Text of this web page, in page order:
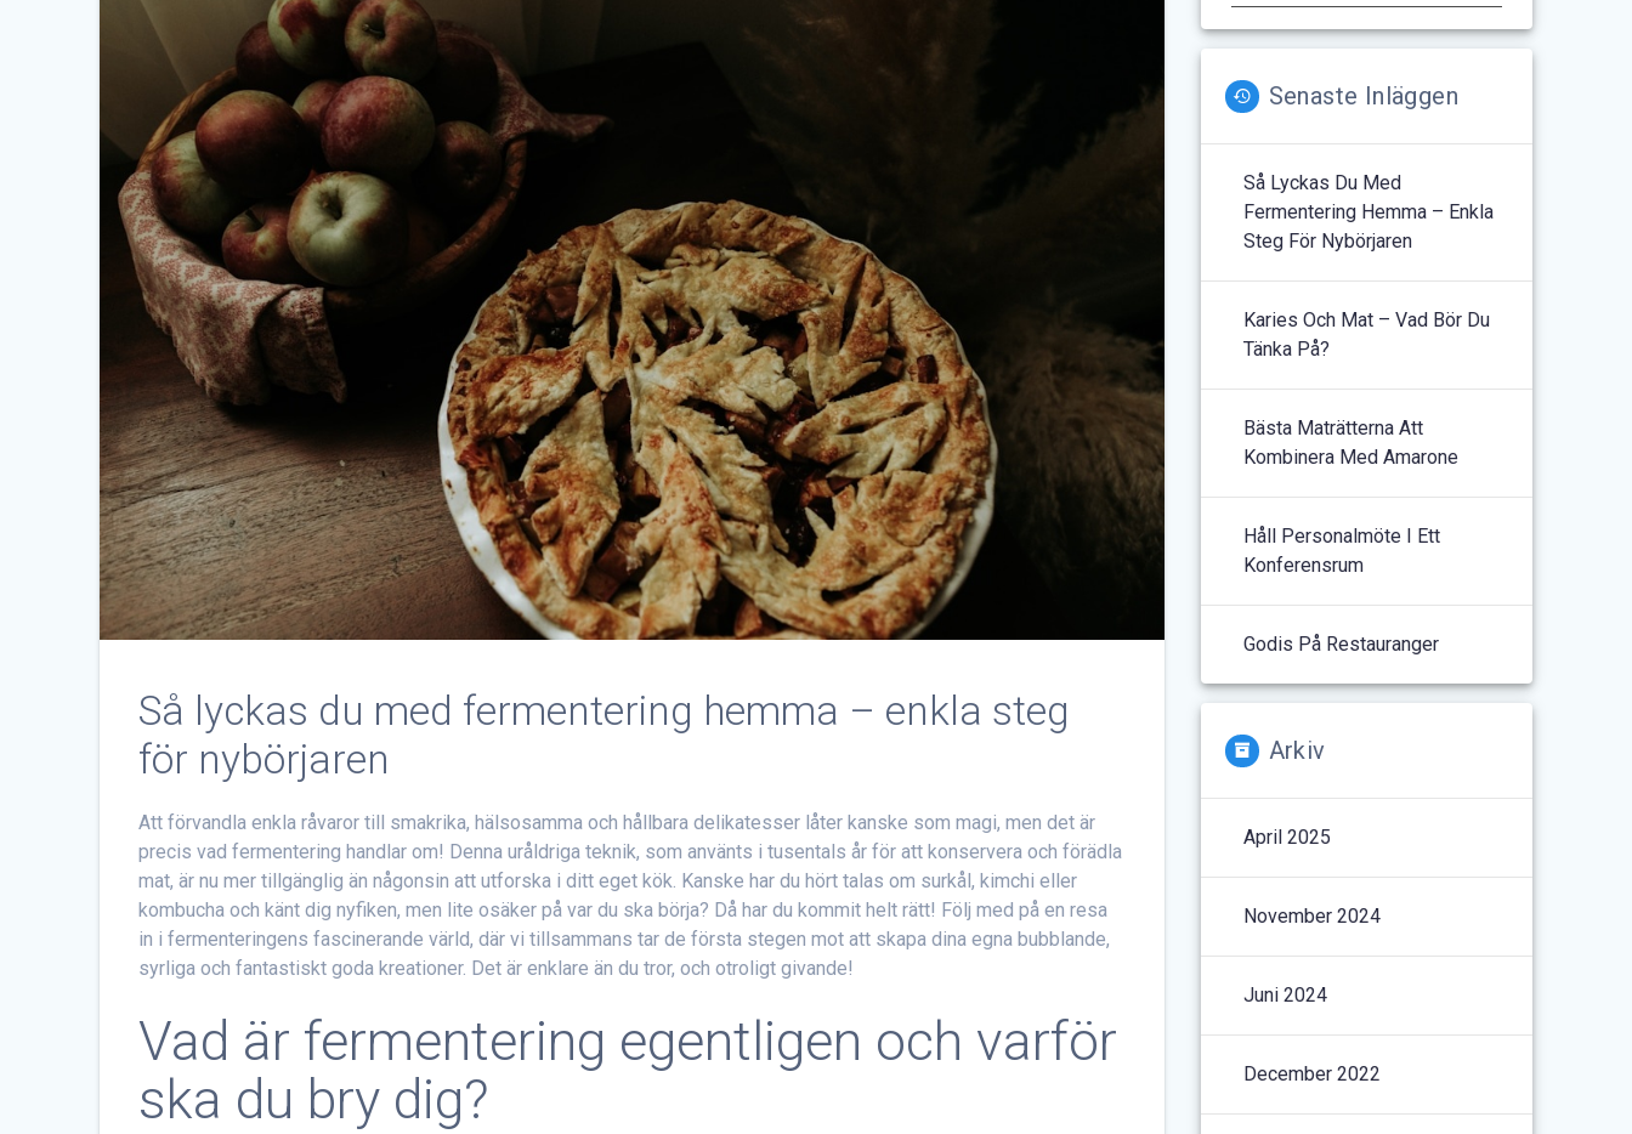
Så lyckas du med fermentering hemma – enkla steg
för nybörjaren
Att förvandla enkla råvaror till smakrika, hälsosamma och hållbara delikatesser låter kanske som magi, men det är
precis vad fermentering handlar om! Denna uråldriga teknik, som använts i tusentals år för att konservera och förädla
mat, är nu mer tillgänglig än någonsin att utforska i ditt eget kök. Kanske har du hört talas om surkål, kimchi eller
kombucha och känt dig nyfiken, men lite osäker på var du ska börja? Då har du kommit helt rätt! Följ med på en resa
in i fermenteringens fascinerande värld, där vi tillsammans tar de första stegen mot att skapa dina egna bubblande,
syrliga och fantastiskt goda kreationer. Det är enklare än du tror, och otroligt givande!
Vad är fermentering egentligen och varför
ska du bry dig?
Senaste Inläggen
Så Lyckas Du Med
Fermentering Hemma – Enkla
Steg För Nybörjaren
Karies Och Mat – Vad Bör Du
Tänka På?
Bästa Maträtterna Att
Kombinera Med Amarone
Håll Personalmöte I Ett
Konferensrum
Godis På Restauranger
Arkiv
April 2025
November 2024
Juni 2024
December 2022